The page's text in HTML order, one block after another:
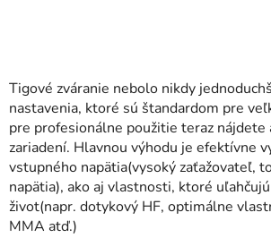
Tigové zváranie nebolo nikdy
nastavenia, ktoré sú štandardom pre
pre profesionálne použitie teraz
zariadení. Hlavnou výhodu je efektívne
vstupného napätia(vysoký zaťažovateľ,
napätia), ako aj vlastnosti, ktoré
život(napr. dotykový HF, optimálne
MMA atď.)